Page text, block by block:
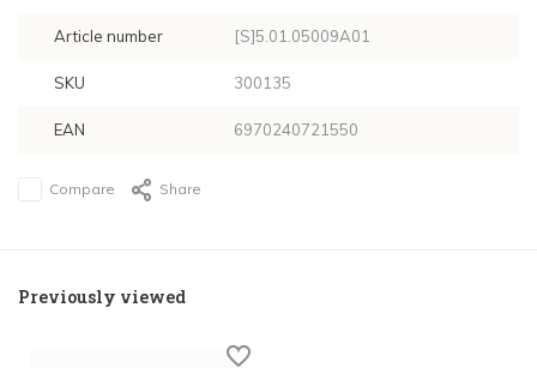
Article number [S]5.01.05009A01
SKU 300135
EAN 6970240721550
Compare Share
Previously viewed